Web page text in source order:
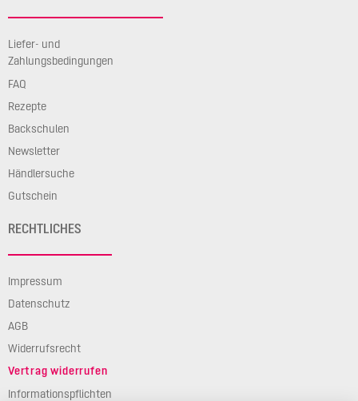
Liefer- und
Zahlungsbedingungen
FAQ
Rezepte
Backschulen
Newsletter
Händlersuche
Gutschein
RECHTLICHES
Impressum
Datenschutz
AGB
Widerrufsrecht
Vertrag widerrufen
Informationspflichten